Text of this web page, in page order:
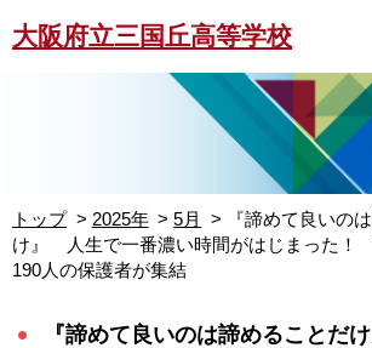
大阪府立三国丘高等学校
トップ 2025年 5月
『諦めて良いの
け』 人生で一番濃い時間がはじまった！
190人の保護者が集結
『諦めて良いのは諦めることだ